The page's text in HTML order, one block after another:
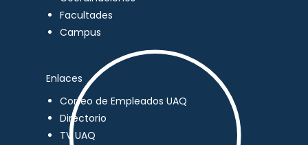
Facultades
Campus
Enlaces
Correo de Empleados UAQ
Directorio
TV UAQ